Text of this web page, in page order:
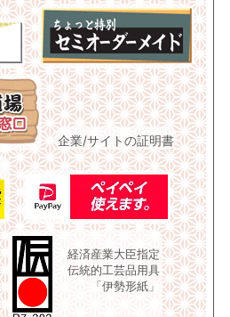
企業/サイトの証明書
経済産業大臣指定
伝統的工芸品用具
「伊勢形紙」